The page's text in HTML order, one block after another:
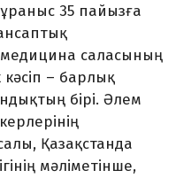
35 па­йыз­ға
медицина саласының
– барлық
бірі. Әлем
Қазақстанда
мәліметін­ше,